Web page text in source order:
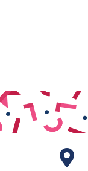
